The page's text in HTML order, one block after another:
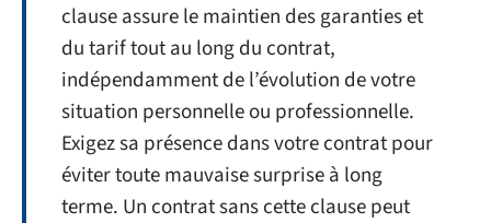
clause assure le maintien des garanties et
du tarif tout au long du contrat,
indépendamment de l’évolution de votre
situation personnelle ou professionnelle.
Exigez sa présence dans votre contrat pour
éviter toute mauvaise surprise à long
terme. Un contrat sans cette clause peut